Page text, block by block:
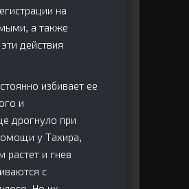
на
а также
действия
избивает ее
и
дрогнуло при
у Тахира,
растет и гнев
с